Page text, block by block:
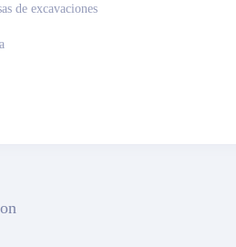
de excavaciones